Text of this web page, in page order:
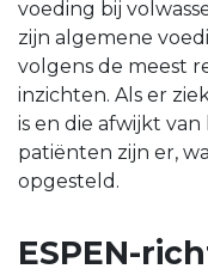
voeding bij
zijn algemene
volgens de meest
inzichten. Als er
is en die afwijkt van
patiënten zijn er,
opgesteld.
ESPEN-